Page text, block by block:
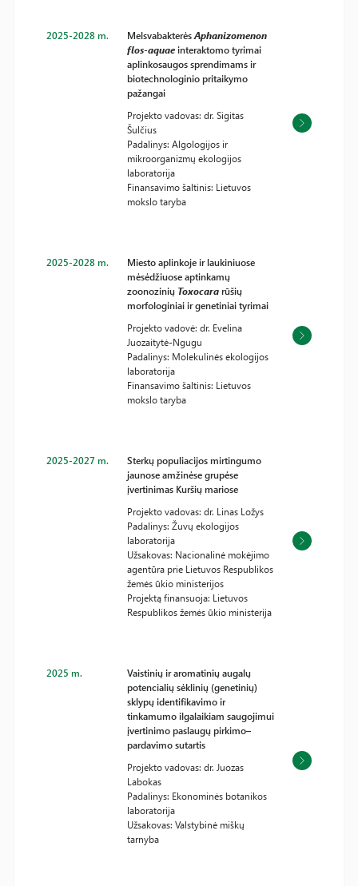
2025-2028 m. MelsvabakterėsAphanizomenon
flos-aquaeinteraktomo tyrimai
aplinkosaugos sprendimams ir
biotechnologinio pritaikymo
pažangai
Projekto vadovas: dr. Sigitas
Šulčius
Padalinys: Algologijos ir
mikroorganizmų ekologijos
laboratorija
Finansavimo šaltinis: Lietuvos
mokslo taryba
2025-2028 m.
Miesto aplinkoje ir laukiniuose
mėsėdžiuose aptinkamų
zoonozinių Toxocararūšių
morfologiniai ir genetiniai tyrimai
Projekto vadovė: dr. Evelina
Juozaitytė-Ngugu
Padalinys: Molekulinės ekologijos
laboratorija
Finansavimo šaltinis: Lietuvos
mokslo taryba
2025-2027 m.
Sterkų populiacijos mirtingumo
jaunose amžinėse grupėse
įvertinimas Kuršių mariose
Projekto vadovas: dr. Linas Ložys
Padalinys: Žuvų ekologijos
laboratorija
Užsakovas: Nacionalinė mokėjimo
agentūra prie Lietuvos Respublikos
žemės ūkio ministerijos
Projektą finansuoja: Lietuvos
Respublikos žemės ūkio ministerija
2025 m.
Vaistinių ir aromatinių augalų
potencialių sėklinių (genetinių)
sklypų identifikavimo ir
tinkamumo ilgalaikiam saugojimui
įvertinimo paslaugų pirkimo–
pardavimo sutartis
Projekto vadovas: dr. Juozas
Labokas
Padalinys: Ekonominės botanikos
laboratorija
Užsakovas: Valstybinė miškų
tarnyba